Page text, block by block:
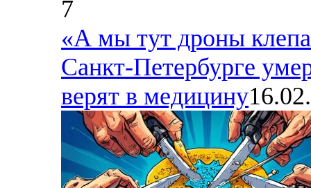
7
«А мы тут дроны
Санкт-Петербурге
верят в медицину